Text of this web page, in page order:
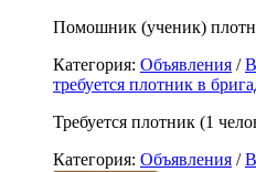
Помошник (ученик)
Категория: Объявления /
требуется плотник в
Требуется плотник (1
Категория: Объявления /